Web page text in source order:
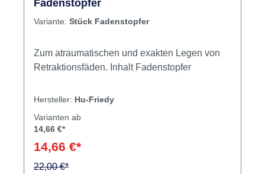
Fadenstopfer
Variante: Stück Fadenstopfer
Zum atraumatischen und exakten Legen von
Retraktionsfäden. Inhalt Fadenstopfer
Hersteller: Hu-Friedy
Varianten ab
14,66 €*
14,66 €*
22,00 €*